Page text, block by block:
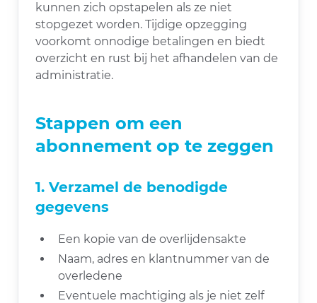
kunnen zich opstapelen als ze niet
stopgezet worden. Tijdige opzegging
voorkomt onnodige betalingen en biedt
overzicht en rust bij het afhandelen van de
administratie.
Stappen om een
abonnement op te zeggen
1. Verzamel de benodigde
gegevens
Een kopie van de overlijdensakte
Naam, adres en klantnummer van de
overledene
Eventuele machtiging als je niet zelf